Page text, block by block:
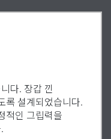
다. 장갑 낀
록 설계되었습니다.
적인 그립력을